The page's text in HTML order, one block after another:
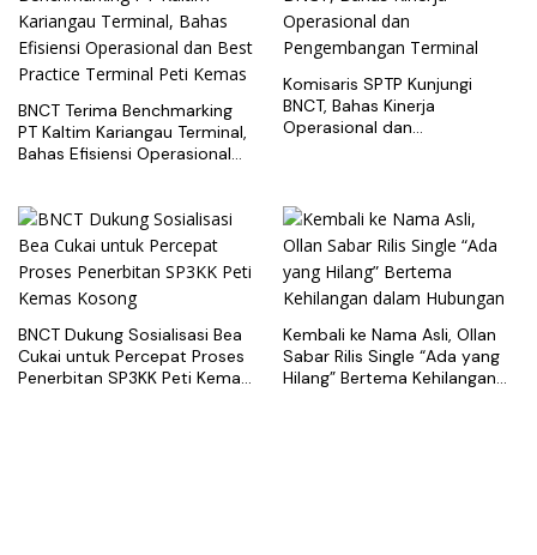
BNCT Terima Benchmarking
PT Kaltim Kariangau Terminal,
Bahas Efisiensi Operasional
Komisaris SPTP Kunjungi
BNCT, Bahas Kinerja
Operasional dan
BNCT Dukung Sosialisasi Bea
Cukai untuk Percepat Proses
Penerbitan SP3KK Peti Kemas
Kembali ke Nama Asli, Ollan
Sabar Rilis Single “Ada yang
Hilang” Bertema Kehilangan